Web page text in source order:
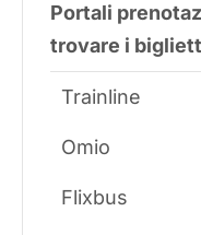
Portali
trovare i
Trainline
Omio
Flixbus